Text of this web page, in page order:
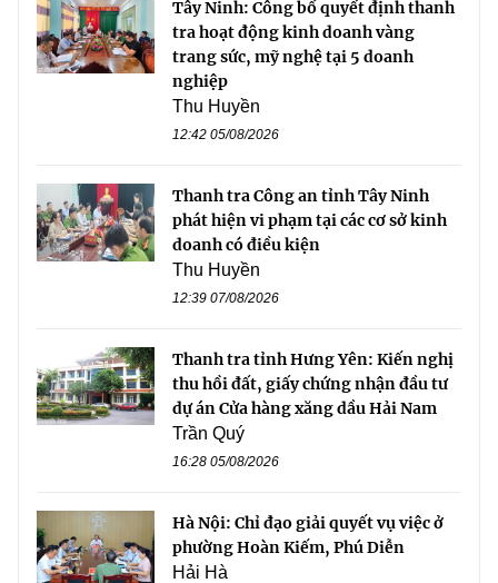
Tây Ninh: Công bố quyết định thanh
tra hoạt động kinh doanh vàng
trang sức, mỹ nghệ tại 5 doanh
nghiệp
Thu Huyền
12:42 05/08/2026
Thanh tra Công an tỉnh Tây Ninh
phát hiện vi phạm tại các cơ sở kinh
doanh có điều kiện
Thu Huyền
12:39 07/08/2026
Thanh tra tỉnh Hưng Yên: Kiến nghị
thu hồi đất, giấy chứng nhận đầu tư
dự án Cửa hàng xăng dầu Hải Nam
Trần Quý
16:28 05/08/2026
Hà Nội: Chỉ đạo giải quyết vụ việc ở
phường Hoàn Kiếm, Phú Diễn
Hải Hà